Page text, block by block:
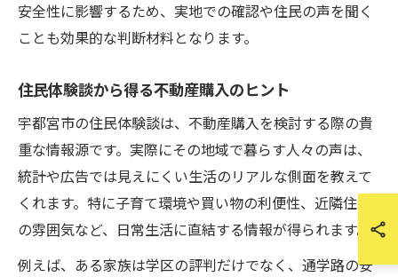
安全性に影響するため、実地での確認や住民の声を聞く
ことも効果的な判断材料となります。
住民体験談から得る不動産購入のヒント
宇都宮市の住民体験談は、不動産購入を検討する際の貴
重な情報源です。実際にその地域で暮らす人々の声は、
統計や広告では見えにくい生活のリアルな側面を教えて
くれます。特に子育て環境や買い物の利便性、近隣住民
の雰囲気など、日常生活に直結する情報が得られます。
例えば、ある家族は学区の評判だけでなく、通学路の安